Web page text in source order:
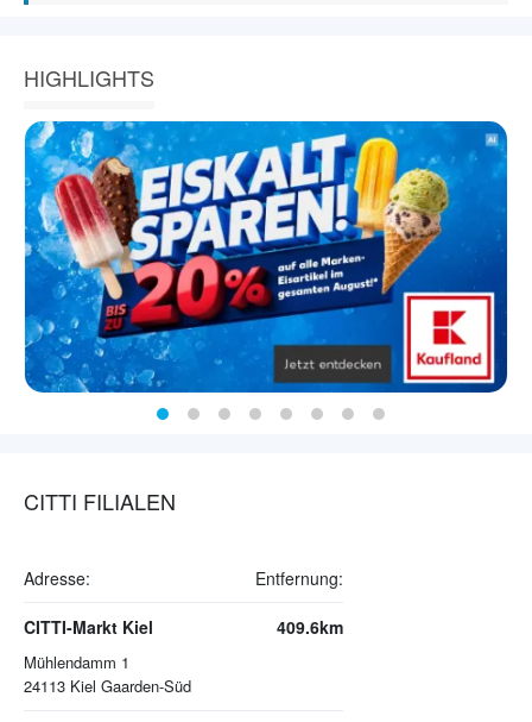
HIGHLIGHTS
CITTI FILIALEN
Adresse: Entfernung:
CITTI-Markt Kiel
Mühlendamm 1
24113 Kiel Gaarden-Süd
409.6km